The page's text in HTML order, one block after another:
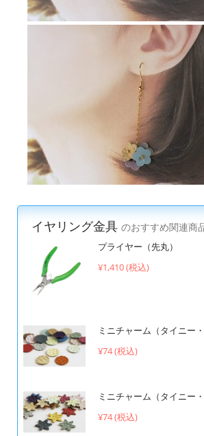
イヤリング金具 のおすすめ関連商
プライヤー（先丸）
¥1,410 (税込)
ミニチャーム（タイニー
¥74 (税込)
ミニチャーム（タイニー・
¥74 (税込)